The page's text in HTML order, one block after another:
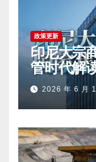
政策更新
印尼大宗
管时代解
2026 年 6 月